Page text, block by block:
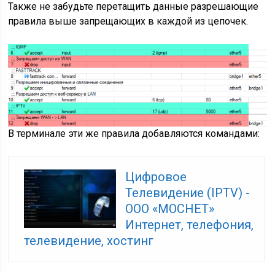
Также не забудьте перетащить данные разрешающие
правила выше запрещающих в каждой из цепочек.
В терминале эти же правила добавляются командами:
Цифровое
Телевидение (IPTV) -
ООО «МОСНЕТ»
Интернет, телефония,
телевидение, хостинг